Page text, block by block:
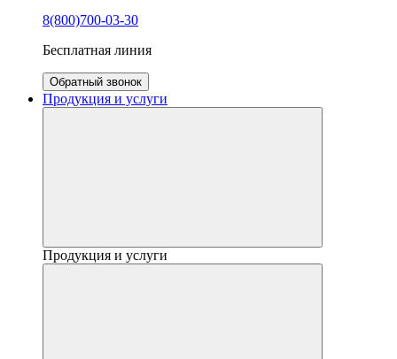
8(800)700-03-30
Бесплатная линия
Обратный звонок
Продукция и услуги
Продукция и услуги